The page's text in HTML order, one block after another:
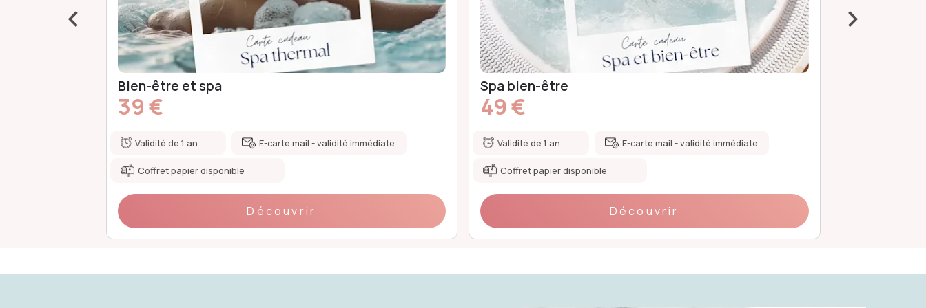
Spa bien-être
49 €
Validité de 1 an E-carte mail - validité immédiate
Coffret papier disponible
Découvrir
Spa en duo
79 €
Validité de 1 an E-carte mail - validité immédiate
Coffret papier disponible
Découvrir
‹ ›